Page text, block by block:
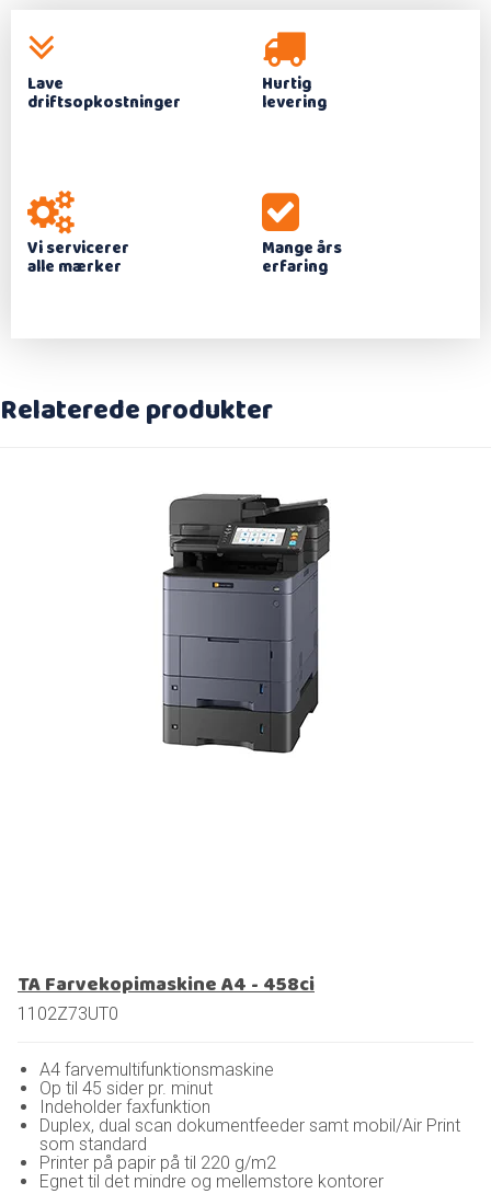
Lave
driftsopkostninger
Hurtig
levering
Vi servicerer
alle mærker
Mange års
erfaring
Relaterede produkter
TA Farvekopimaskine A4 - 458ci
1102Z73UT0
A4 farvemultifunktionsmaskine
Op til 45 sider pr. minut
Indeholder faxfunktion
Duplex, dual scan dokumentfeeder samt mobil/Air Print
som standard
Printer på papir på til 220 g/m2
Egnet til det mindre og mellemstore kontorer